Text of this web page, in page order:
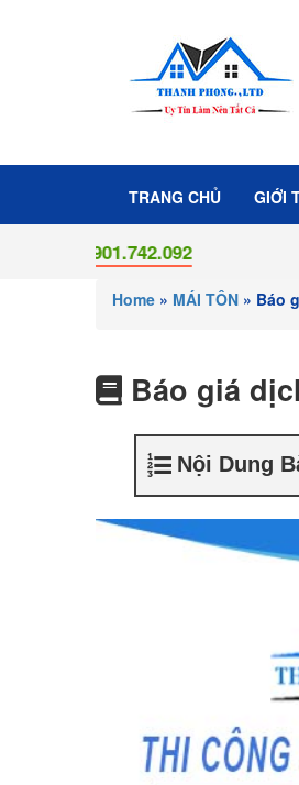
TRANG CHỦ GIỚI
Home » MÁI TÔN » Báo
Báo giá
Nội Dung